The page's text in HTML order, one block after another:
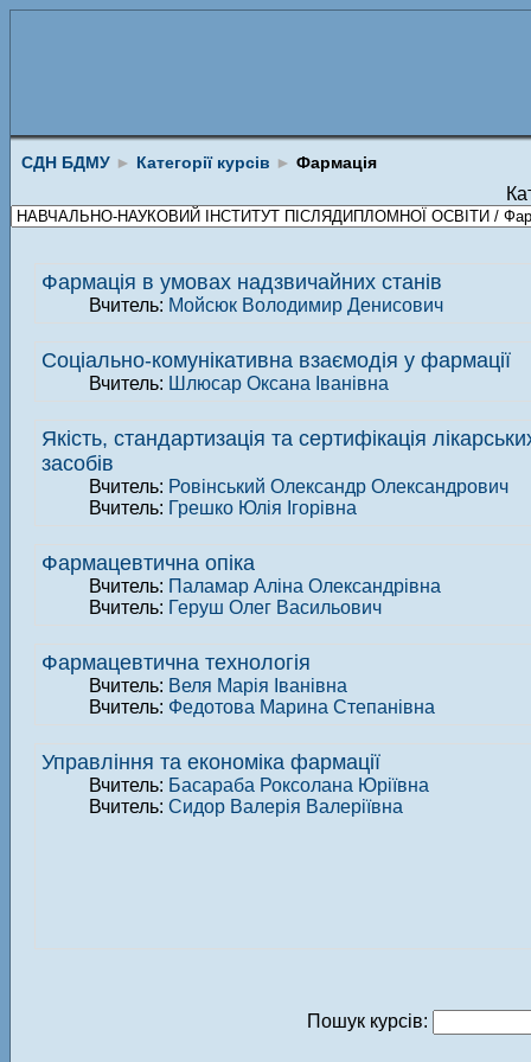
СДН БДМУ ► Категорії курсів ► Фармація
Фармація в умовах надзвичайних станів
Вчитель: Мойсюк Володимир Денисович
Соціально-комунікативна взаємодія у фармації
Вчитель: Шлюсар Оксана Іванівна
Якість, стандартизація та сертифікація лікарських
засобів
Вчитель:
Ровінський Олександр Олександрович
Вчитель:
Грешко Юлія Ігорівна
Фармацевтична опіка
Вчитель: Паламар Аліна Олександрівна
Вчитель: Геруш Олег Васильович
Фармацевтична технологія
Вчитель:
Веля Марія Іванівна
Вчитель:
Федотова Марина Степанівна
Управління та економіка фармації
Вчитель:
Басараба Роксолана Юріївна
Вчитель: Сидор Валерія Валеріївна
Пошук курсів: